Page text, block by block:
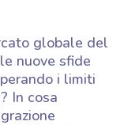
globale del
nuove sfide
i limiti
In cosa